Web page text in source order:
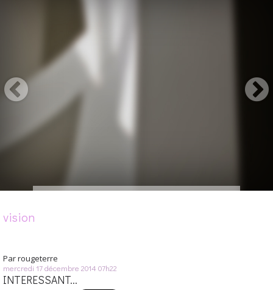
vision
Parrougeterre
mercredi 17décembre 2014 07h22
INTERESSANT...